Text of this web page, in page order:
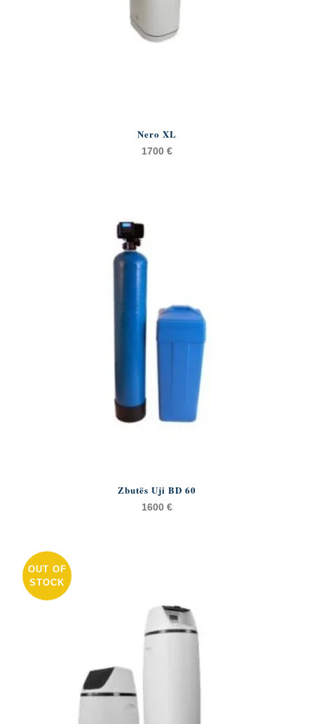
Nero XL
1700 €
Zbutës Uji BD 60
1600 €
OUT OF
STOCK